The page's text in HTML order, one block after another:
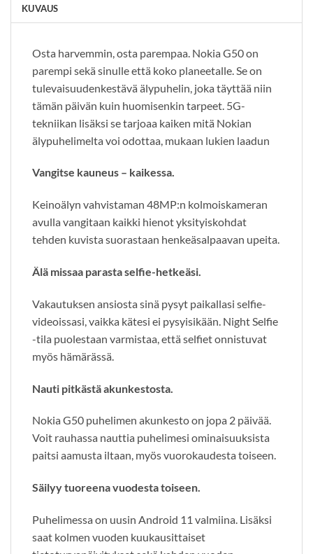
KUVAUS
Osta harvemmin, osta parempaa. Nokia G50 on
parempi sekä sinulle että koko planeetalle. Se on
tulevaisuudenkestävä älypuhelin, joka täyttää niin
tämän päivän kuin huomisenkin tarpeet. 5G-
tekniikan lisäksi se tarjoaa kaiken mitä Nokian
älypuhelimelta voi odottaa, mukaan lukien laadun
Vangitse kauneus – kaikessa.
Keinoälyn vahvistaman 48MP:n kolmoiskameran
avulla vangitaan kaikki hienot yksityiskohdat
tehden kuvista suorastaan henkeäsalpaavan upeita.
Älä missaa parasta selfie-hetkeäsi.
Vakautuksen ansiosta sinä pysyt paikallasi selfie-
videoissasi, vaikka kätesi ei pysyisikään. Night Selfie
-tila puolestaan varmistaa, että selfiet onnistuvat
myös hämärässä.
Nauti pitkästä akunkestosta.
Nokia G50 puhelimen akunkesto on jopa 2 päivää.
Voit rauhassa nauttia puhelimesi ominaisuuksista
paitsi aamusta iltaan, myös vuorokaudesta toiseen.
Säilyy tuoreena vuodesta toiseen.
Puhelimessa on uusin Android 11 valmiina. Lisäksi
saat kolmen vuoden kuukausittaiset